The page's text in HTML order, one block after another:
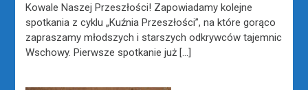
Kowale Naszej Przeszłości! Zapowiadamy kolejne
spotkania z cyklu „Kuźnia Przeszłości”, na które gorąco
zapraszamy młodszych i starszych odkrywców tajemnic
Wschowy. Pierwsze spotkanie już […]